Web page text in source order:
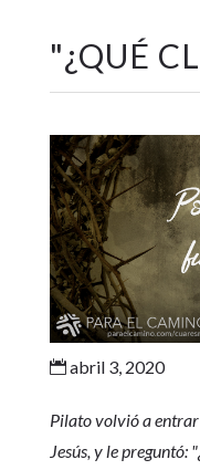
"¿QUÉ
abril 3, 2020
Pilato volvió a
Jesús, y le preguntó: